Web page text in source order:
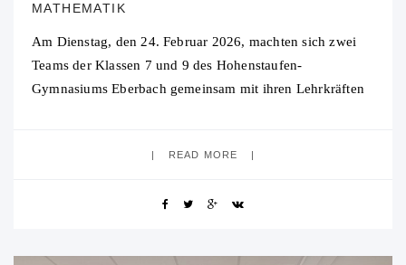
MATHEMATIK
Am Dienstag, den 24. Februar 2026, machten sich zwei
Teams der Klassen 7 und 9 des Hohenstaufen-
Gymnasiums Eberbach gemeinsam mit ihren Lehrkräften
READ MORE